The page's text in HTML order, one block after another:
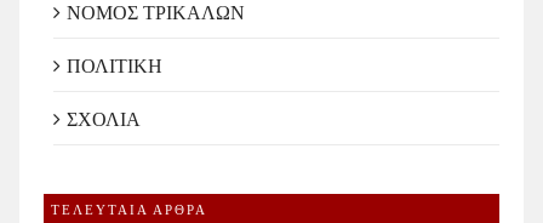
ΝΟΜΟΣ ΤΡΙΚΑΛΩΝ
ΠΟΛΙΤΙΚΗ
ΣΧΟΛΙΑ
ΤΕΛΕΥΤΑΙΑ ΑΡΘΡΑ